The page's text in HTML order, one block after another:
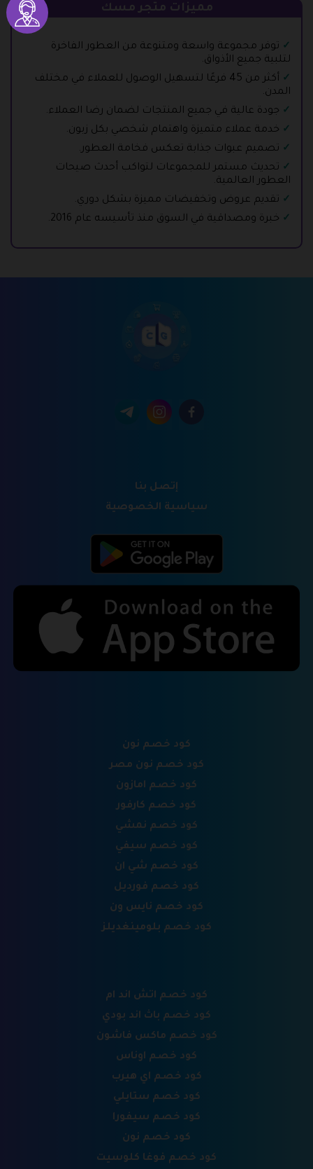
مميزات متجر مسك
توفر مجموعة واسعة ومتنوعة من العطور الفاخرة
لتلبية جميع الأذواق.
أكثر من 45 فرعًا لتسهيل الوصول للعملاء في مختلف
المدن.
جودة عالية في جميع المنتجات لضمان رضا العملاء.
خدمة عملاء متميزة واهتمام شخصي بكل زبون.
تصميم عبوات جذابة تعكس فخامة العطور.
تحديث مستمر للمجموعات لتواكب أحدث صيحات
العطور العالمية.
تقديم عروض وتخفيضات مميزة بشكل دوري.
خبرة ومصداقية في السوق منذ تأسيسه عام 2016.
إتصل بنا
سياسية الخصوصية
كود خصم نون
كود خصم نون مصر
كود خصم امازون
كود خصم كارفور
كود خصم نمشي
كود خصم سيفي
كود خصم شي ان
كود خصم فورديل
كود خصم نايس ون
كود خصم بلومينغديلز
كود خصم اتش اند ام
كود خصم باث اند بودي
كود خصم ماكس فاشون
كود خصم اوناس
كود خصم اي هيرب
كود خصم ستايلي
كود خصم سيفورا
كود خصم نون
كود خصم فوغا كلوسيت